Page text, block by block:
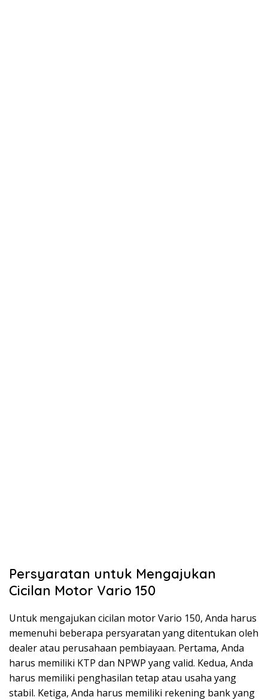
Persyaratan untuk Mengajukan
Cicilan Motor Vario 150
Untuk mengajukan cicilan motor Vario 150, Anda harus
memenuhi beberapa persyaratan yang ditentukan oleh
dealer atau perusahaan pembiayaan. Pertama, Anda
harus memiliki KTP dan NPWP yang valid. Kedua, Anda
harus memiliki penghasilan tetap atau usaha yang
stabil. Ketiga, Anda harus memiliki rekening bank yang